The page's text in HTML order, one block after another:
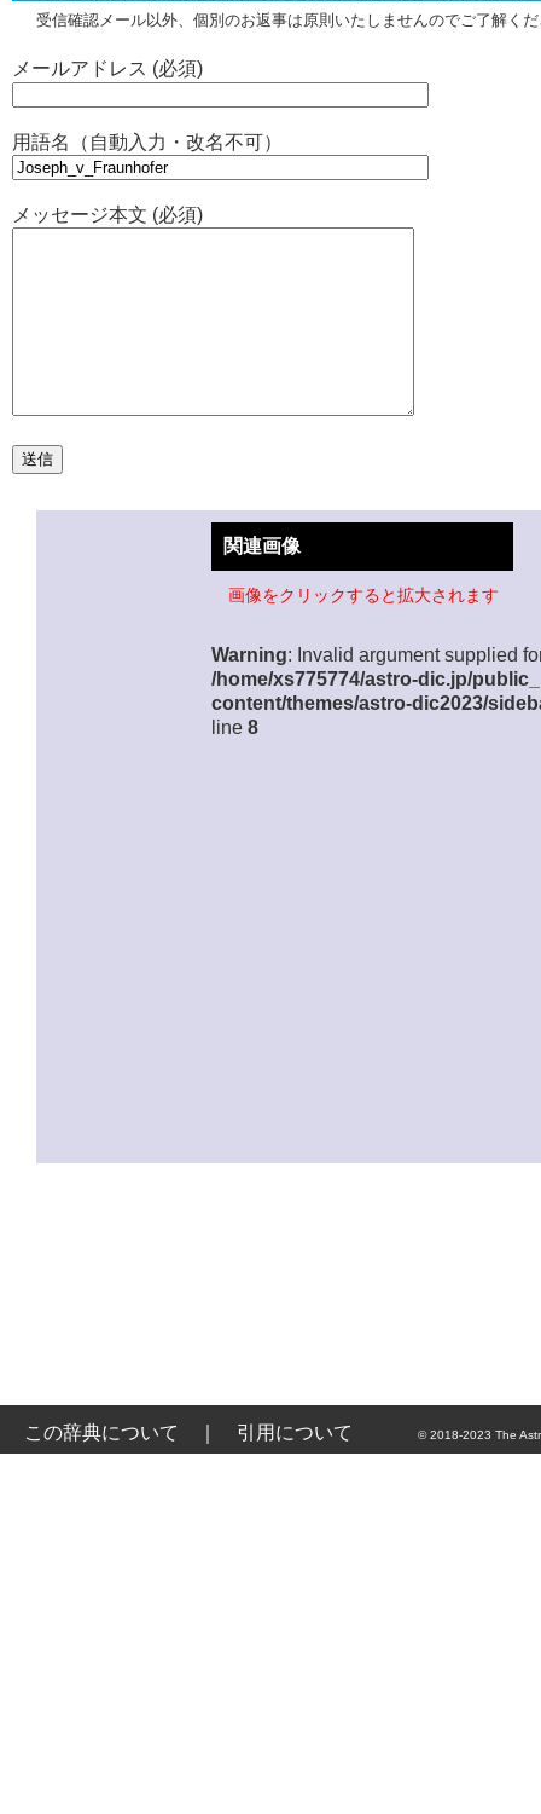
受信確認メール以外、個別のお返事は原則いたしませんのでご了解く
メールアドレス (必須)
用語名（自動入力・改名不可）
メッセージ本文 (必須)
関連画像
画像をクリックすると拡大されます
Warning: Invalid argument supplied
/home/xs775774/astro-dic.jp/
content/themes/astro-dic2023/
line 8
この辞典について 引用について © 2018-2023 The